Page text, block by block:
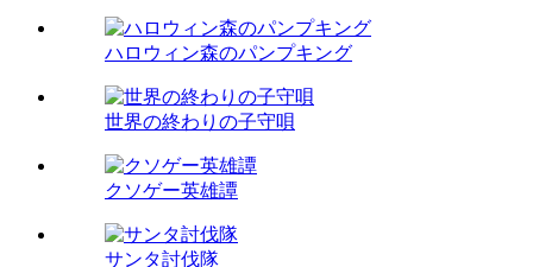
ハロウィン森のパンプキング
世界の終わりの子守唄
クソゲー英雄譚
サンタ討伐隊